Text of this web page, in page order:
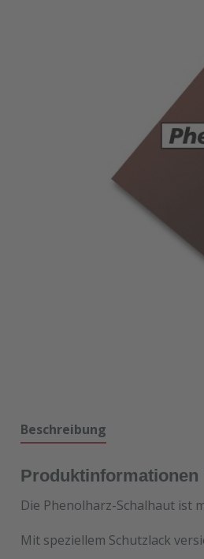
Beschreibung
Produktinformationen
Die Phenolharz-Schalhaut ist
Mit speziellem Schutzlack